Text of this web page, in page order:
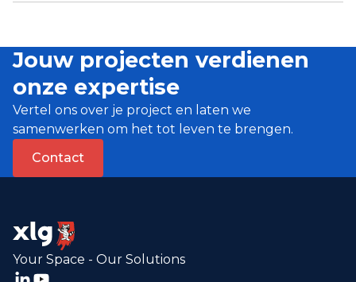
Jouw projecten verdienen
onze expertise
Vertel ons over je project en laten we
samenwerken om het tot leven te brengen.
Contact
Your Space - Our Solutions